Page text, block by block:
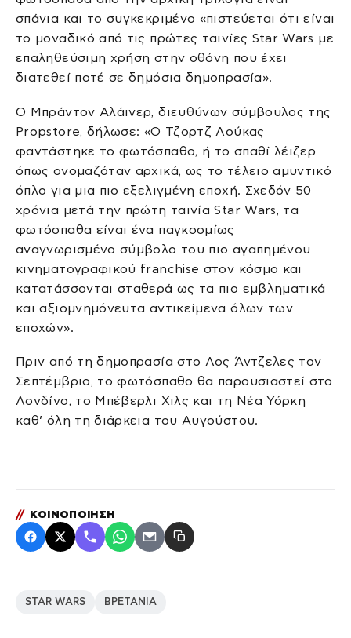
σπάνια και το συγκεκριμένο «πιστεύεται ότι είναι
το μοναδικό από τις πρώτες ταινίες Star Wars με
επαληθεύσιμη χρήση στην οθόνη που έχει
διατεθεί ποτέ σε δημόσια δημοπρασία».
Ο Μπράντον Αλάινερ, διευθύνων σύμβουλος της
Propstore, δήλωσε: «Ο Τζορτζ Λούκας
φαντάστηκε το φωτόσπαθο, ή το σπαθί λέιζερ
όπως ονομαζόταν αρχικά, ως το τέλειο αμυντικό
όπλο για μια πιο εξελιγμένη εποχή. Σχεδόν 50
χρόνια μετά την πρώτη ταινία Star Wars, τα
φωτόσπαθα είναι ένα παγκοσμίως
αναγνωρισμένο σύμβολο του πιο αγαπημένου
κινηματογραφικού franchise στον κόσμο και
κατατάσσονται σταθερά ως τα πιο εμβληματικά
και αξιομνημόνευτα αντικείμενα όλων των
εποχών».
Πριν από τη δημοπρασία στο Λος Άντζελες τον
Σεπτέμβριο, το φωτόσπαθο θα παρουσιαστεί στο
Λονδίνο, το Μπέβερλι Χιλς και τη Νέα Υόρκη
καθ’ όλη τη διάρκεια του Αυγούστου.
// ΚΟΙΝΟΠΟΙΗΣΗ
STAR WARS ΒΡΕΤΑΝΙΑ